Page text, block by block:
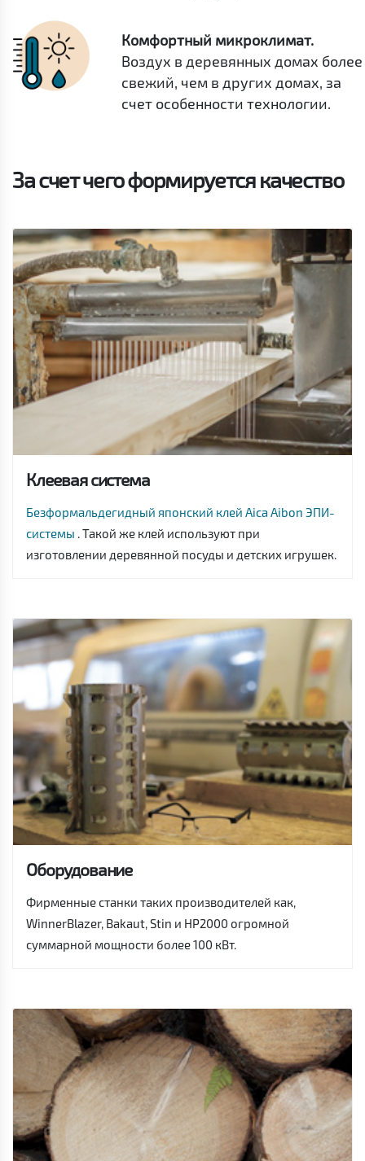
Комфортный микроклимат.
Воздух в деревянных домах более
свежий, чем в других домах, за
счет особенности технологии.
За счет чего формируется качество
Клеевая система
Безформальдегидный японский клей Aica Aibon ЭПИ-
системы . Такой же клей используют при
изготовлении деревянной посуды и детских игрушек.
Оборудование
Фирменные станки таких производителей как,
WinnerBlazer, Bakaut, Stin и HP2000 огромной
суммарной мощности более 100 кВт.